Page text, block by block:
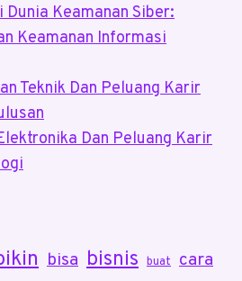
Keamanan Siber:
Keamanan Informasi
Teknik Dan Peluang Karir
Dan Peluang Karir
bisa bisnis buat cara